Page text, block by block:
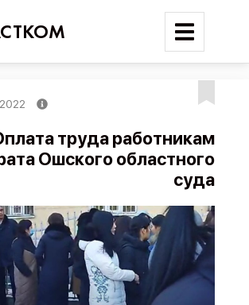
Поиск
Карта событий
Трудовые конфликты
Отчеты
публикацию
труда работникам
Ошского областного
суда